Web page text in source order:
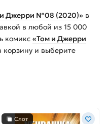
Джерри №08 (2020)» в
в любой из 15 000
комикс «Том и Джерри
корзину и выберите
Слот